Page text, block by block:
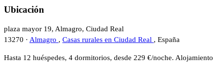
Ubicación
plaza mayor 19, Almagro, Ciudad Real
13270 · Almagro , Casas rurales en Ciudad Real , España
Hasta 12 huéspedes, 4 dormitorios, desde 229 €/noche. Alojamiento